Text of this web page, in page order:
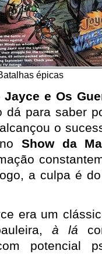
épicas
Jayce e Os
dá para saber
o
Show da
a culpa é
era um
à lá
potencial